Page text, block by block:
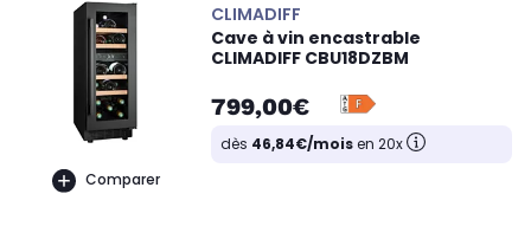
Comparer
CLIMADIFF
Cave à vin encastrable
CLIMADIFF CBU18DZBM
799,00€
dès 46,84€/moisen 20x